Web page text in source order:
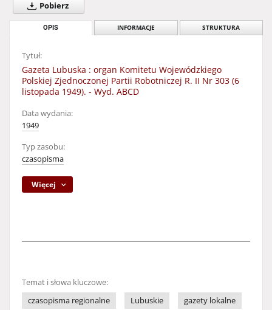
Pobierz
OPIS INFORMACJE STRUKTURA
Tytuł:
Gazeta Lubuska : organ Komitetu Wojewódzkiego
Polskiej Zjednoczonej Partii Robotniczej R. II Nr 303 (6
listopada 1949). - Wyd. ABCD
Data wydania:
1949
Typ zasobu:
czasopisma
Więcej
Temat i słowa kluczowe:
czasopisma regionalne
Lubuskie
gazety lokalne